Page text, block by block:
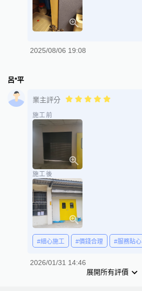
2025/08/06 19:08
呂*平
業主評分
施工前
施工後
#細心施工 #價錢合理 #服務貼心
2026/01/31 14:46
展開所有評價